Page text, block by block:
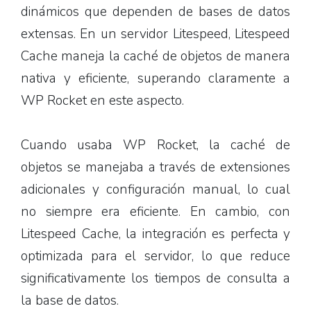
dinámicos que dependen de bases de datos
extensas. En un servidor Litespeed, Litespeed
Cache maneja la caché de objetos de manera
nativa y eficiente, superando claramente a
WP Rocket en este aspecto.
Cuando usaba WP Rocket, la caché de
objetos se manejaba a través de extensiones
adicionales y configuración manual, lo cual
no siempre era eficiente. En cambio, con
Litespeed Cache, la integración es perfecta y
optimizada para el servidor, lo que reduce
significativamente los tiempos de consulta a
la base de datos.